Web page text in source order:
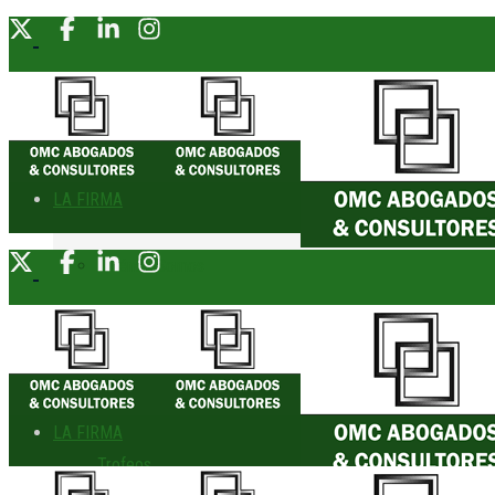
LA FIRMA
Quiénes Somos
Socio Fundador
Reconocimientos
Trofeos
LA FIRMA